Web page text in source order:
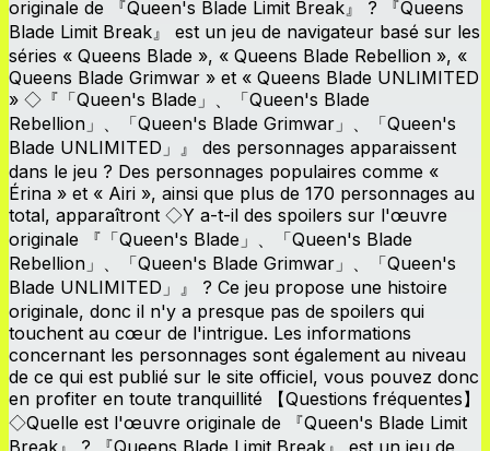
originale de 『Queen's Blade Limit Break』 ? 『Queens
Blade Limit Break』 est un jeu de navigateur basé sur les
séries « Queens Blade », « Queens Blade Rebellion », «
Queens Blade Grimwar » et « Queens Blade UNLIMITED
» ◇『「Queen's Blade」、「Queen's Blade
Rebellion」、「Queen's Blade Grimwar」、「Queen's
Blade UNLIMITED」』 des personnages apparaissent
dans le jeu ? Des personnages populaires comme «
Érina » et « Airi », ainsi que plus de 170 personnages au
total, apparaîtront ◇Y a-t-il des spoilers sur l'œuvre
originale 『「Queen's Blade」、「Queen's Blade
Rebellion」、「Queen's Blade Grimwar」、「Queen's
Blade UNLIMITED」』 ? Ce jeu propose une histoire
originale, donc il n'y a presque pas de spoilers qui
touchent au cœur de l'intrigue. Les informations
concernant les personnages sont également au niveau
de ce qui est publié sur le site officiel, vous pouvez donc
en profiter en toute tranquillité 【Questions fréquentes】
◇Quelle est l'œuvre originale de 『Queen's Blade Limit
Break』 ? 『Queens Blade Limit Break』 est un jeu de